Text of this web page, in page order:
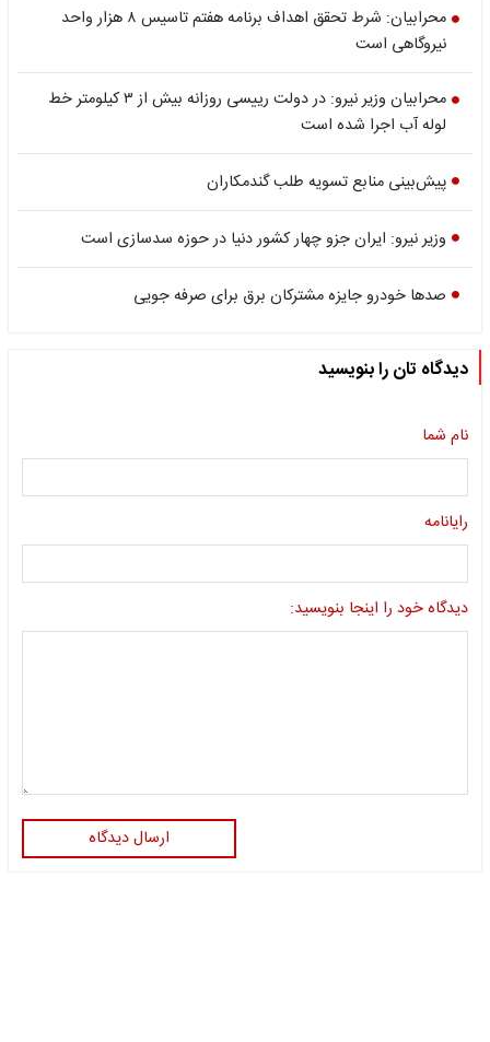
محرابیان: شرط تحقق اهداف برنامه هفتم تاسیس ۸ هزار واحد
نیروگاهی است
محرابیان وزیر نیرو: در دولت رییسی روزانه بیش از ۳ کیلومتر خط
لوله آب اجرا شده است
پیش‌بینی منابع تسویه طلب گندمکاران
وزیر نیرو: ایران جزو چهار کشور دنیا در حوزه سدسازی است
صدها خودرو جایزه مشترکان برق برای صرفه جویی
دیدگاه تان را بنویسید
نام شما
رایانامه
دیدگاه خود را اینجا بنویسید:
ارسال دیدگاه